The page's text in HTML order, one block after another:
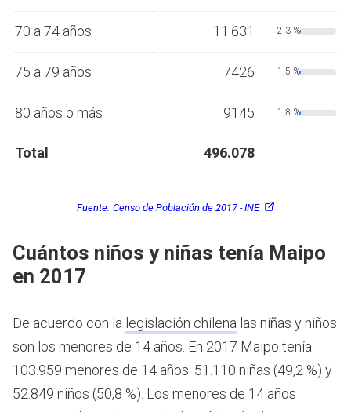
70 a 74 años 11.631 2,3 %
75 a 79 años 7426 1,5 %
80 años o más 9145 1,8 %
Total 496.078
Fuente: Censo de Población de 2017 - INE
Cuántos niños y niñas tenía Maipo
en 2017
De acuerdo con la legislación chilena las niñas y niños
son los menores de 14 años. En 2017 Maipo tenía
103.959 menores de 14 años: 51.110 niñas (49,2 %) y
52.849 niños (50,8 %). Los menores de 14 años